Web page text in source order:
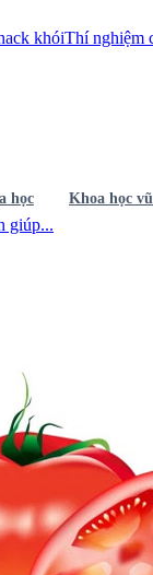
Thí nghiệm cân
học Khoa học
giúp...